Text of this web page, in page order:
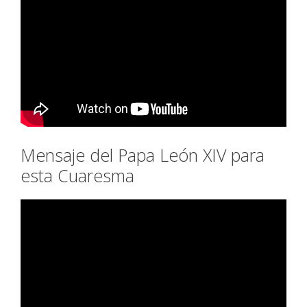
Mensaje del Papa León XIV para
esta Cuaresma